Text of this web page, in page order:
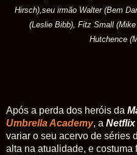
Hirsch), seu irmão Walter (Bem
(Leslie Bibb), Fitz Small (Mike
Hutchence
Após a perda dos heróis da
Umbrella Academy, a Netflix
variar o seu acervo de séries
alta na atualidade, e costuma